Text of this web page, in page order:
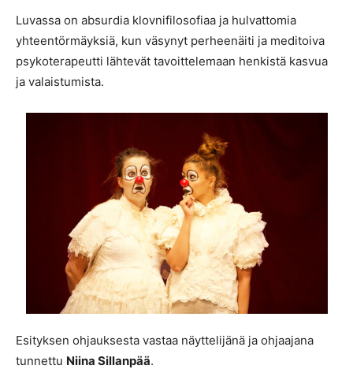
Luvassa on absurdia klovnifilosofiaa ja hulvattomia
yhteentörmäyksiä, kun väsynyt perheenäiti ja meditoiva
psykoterapeutti lähtevät tavoittelemaan henkistä kasvua
ja valaistumista.
Esityksen ohjauksesta vastaa näyttelijänä ja ohjaajana
tunnettu Niina Sillanpää.